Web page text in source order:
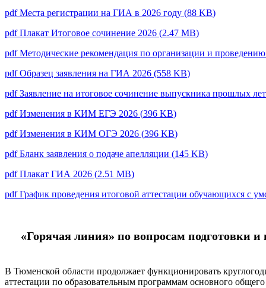
pdfМеста регистрации на ГИА в 2026 году (88 KB)
pdfПлакат Итоговое сочинение 2026 (2.47 MB)
pdfМетодические рекомендация по организации и
pdfОбразец заявления на ГИА 2026 (558 KB)
pdfЗаявление на итоговое сочинение выпускника прошлых
pdfИзменения в КИМ ЕГЭ 2026 (396 KB)
pdfИзменения в КИМ ОГЭ 2026 (396 KB)
pdfБланк заявления о подаче апелляции (145 KB)
pdfПлакат ГИА 2026 (2.51 MB)
pdfГрафик проведения итоговой аттестации обучающихся с
«Горячая линия» по вопросам подготовки
В Тюменской области продолжает функционировать
аттестации по образовательным программам основного